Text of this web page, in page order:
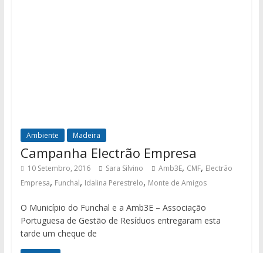
Ambiente Madeira
Campanha Electrão Empresa
10 Setembro, 2016 Sara Silvino Amb3E, CMF, Electrão
Empresa, Funchal, Idalina Perestrelo, Monte de Amigos
O Município do Funchal e a Amb3E – Associação
Portuguesa de Gestão de Resíduos entregaram esta
tarde um cheque de